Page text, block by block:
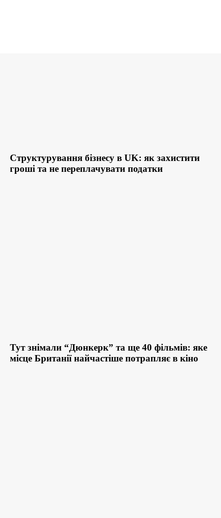
Структурування бізнесу в UK: як захистити
гроші та не переплачувати податки
Тут знімали “Дюнкерк” та ще 40 фільмів: яке
місце Британії найчастіше потрапляє в кіно